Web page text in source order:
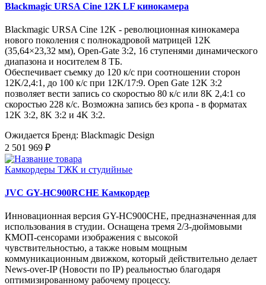
Blackmagic URSA Cine 12K LF кинокамера
Blackmagic URSA Cine 12K - революционная кинокамера
нового поколения с полнокадровой матрицей 12K
(35,64×23,32 мм), Open-Gate 3:2, 16 ступенями динамического
диапазона и носителем 8 ТБ.
Обеспечивает съемку до 120 к/с при соотношении сторон
12K/2,4:1, до 100 к/с при 12K/17:9. Open Gate 12K 3:2
позволяет вести запись со скоростью 80 к/с или 8K 2,4:1 со
скоростью 228 к/с. Возможна запись без кропа - в форматах
12K 3:2, 8K 3:2 и 4K 3:2.
Ожидается Бренд: Blackmagic Design
2 501 969 ₽
Камкордеры ТЖК и студийные
JVC GY-HC900RCHE Камкордер
Инновационная версия GY-HC900CHE, предназначенная для
использования в студии. Оснащена тремя 2/3-дюймовыми
КМОП-сенсорами изображения с высокой
чувствительностью, а также новым мощным
коммуникационным движком, который действительно делает
News-over-IP (Новости по IP) реальностью благодаря
оптимизированному рабочему процессу.